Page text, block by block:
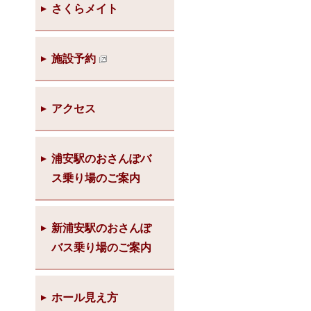
さくらメイト
施設予約
アクセス
浦安駅のおさんぽバ
ス乗り場のご案内
新浦安駅のおさんぽ
バス乗り場のご案内
ホール見え方